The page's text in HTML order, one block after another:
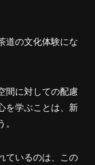
道の文化体験にな
間に対しての配慮
を学ぶことは、新
ているのは、この